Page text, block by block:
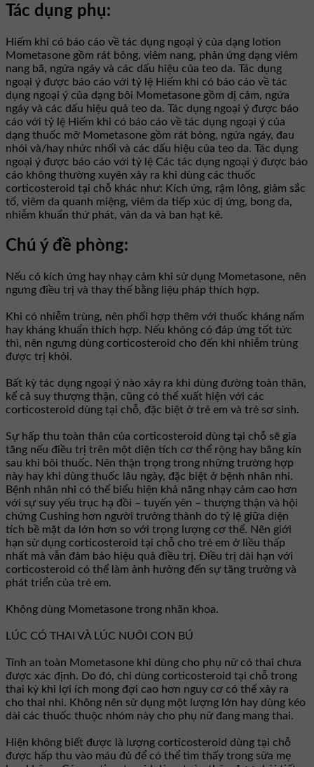
Tác dụng phụ:
Hiếm khi có báo cáo về tác dụng ngoại ý của dạng lotion
Mometasone gồm rát bỏng, viêm nang, phản ứng dạng viêm
nang bã, ngứa ngáy và các dấu hiệu của teo da. Tác dụng
ngoại ý được báo cáo với tỷ lệ Hiếm khi có báo cáo về tác
dụng ngoại ý của dạng bôi Mometasone gồm dị cảm, ngứa
ngáy và các dấu hiệu quả teo da. Tác dụng ngoại ý được báo
cáo với tỷ lệ Hiếm khi có báo cáo về tác dụng ngoại ý của
dạng thuốc mỡ Mometasone gồm rát bỏng, ngứa ngáy, đau
nhói và/hay nhức nhối và các dấu hiệu của teo da. Tác dụng
ngoại ý được báo cáo với tỷ lệ Các tác dụng ngoại ý được báo
cáo không thường xuyên xảy ra khi dùng các thuốc
corticosteroid tại chỗ khác như: Kích ứng, rậm lông, giảm sắc
tố, viêm da quanh miệng, viêm da tiếp xúc dị ứng, bong da,
nhiễm khuẩn thứ phát, vân da và ban hạt kê.
Chú ý đề phòng:
Nếu có kích ứng hay nhạy cảm khi sử dụng Mometasone, nên
ngưng điều trị và thay thế bằng liệu pháp thích hợp.
Khi có nhiễm trùng, nên phối hợp thêm với thuốc kháng nấm
hay kháng khuẩn thích hợp. Nếu không có đáp ứng tốt tức
thì, nên ngưng dùng corticosteroid cho đến khi nhiễm trùng
được trị khỏi.
Bất kỳ tác dụng ngoại ý nào xảy ra khi dùng đường toàn thân,
kể cả suy thượng thận, cũng có thể xuất hiện với các
corticosteroid dùng tại chỗ, đặc biệt ở trẻ em và trẻ sơ sinh.
Sự hấp thu toàn thân của corticosteroid dùng tại chỗ sẽ gia
tăng nếu điều trị trên một diện tích cơ thể rộng hay băng kín
sau khi bôi thuốc. Nên thận trọng trong những trường hợp
này hay khi dùng thuốc lâu ngày, đặc biệt ở bệnh nhân nhi.
Bệnh nhân nhi có thể biểu hiện khả năng nhạy cảm cao hơn
với sự suy yếu trục hạ đồi – tuyến yên – thượng thận và hội
chứng Cushing hơn người trưởng thành do tỷ lệ giữa diện
tích bề mặt da lớn hơn so với trọng lượng cơ thể. Nên giới
hạn sử dụng corticosteroid tại chỗ cho trẻ em ở liều thấp
nhất mà vẫn đảm bảo hiệu quả điều trị. Ðiều trị dài hạn với
corticosteroid có thể làm ảnh hưởng đến sự tăng trưởng và
phát triển của trẻ em.
Không dùng Mometasone trong nhãn khoa.
LÚC CÓ THAI VÀ LÚC NUÔI CON BÚ
Tính an toàn Mometasone khi dùng cho phụ nữ có thai chưa
được xác định. Do đó, chỉ dùng corticosteroid tại chỗ trong
thai kỳ khi lợi ích mong đợi cao hơn nguy cơ có thể xảy ra
cho thai nhi. Không nên sử dụng một lượng lớn hay dùng kéo
dài các thuốc thuộc nhóm này cho phụ nữ đang mang thai.
Hiện không biết được là lượng corticosteroid dùng tại chỗ
được hấp thu vào máu đủ để có thể tìm thấy trong sữa mẹ